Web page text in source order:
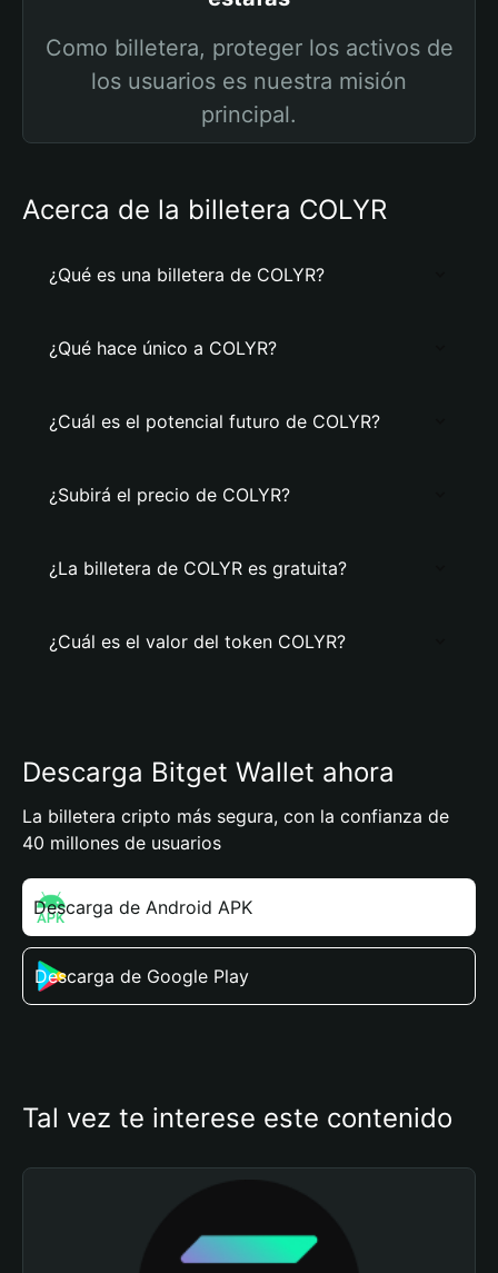
Como billetera, proteger los activos de
los usuarios es nuestra misión
principal.
Acerca de la billetera COLYR
¿Qué es una billetera de COLYR?
¿Qué hace único a COLYR?
¿Cuál es el potencial futuro de COLYR?
¿Subirá el precio de COLYR?
¿La billetera de COLYR es gratuita?
¿Cuál es el valor del token COLYR?
Descarga Bitget Wallet ahora
La billetera cripto más segura, con la confianza de
40 millones de usuarios
Descarga de Android APK
Descarga de Google Play
Tal vez te interese este contenido